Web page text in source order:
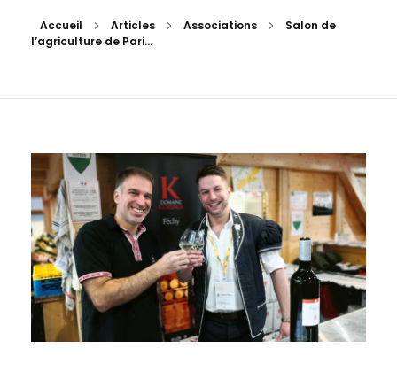
Accueil Articles Associations
Salon de
l’agriculture de Pari...